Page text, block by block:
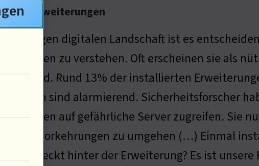
Erweiterungen
heutigen digitalen Landschaft ist es
zu verstehen. Oft erscheinen sie als
Rund 13% der installierten
Zahlen sind alarmierend. Sicherheitsforscher
auf gefährliche Server zugreifen. Sie
zu umgehen (…) Einmal
Wer steckt hinter der Erweiterung? Es ist